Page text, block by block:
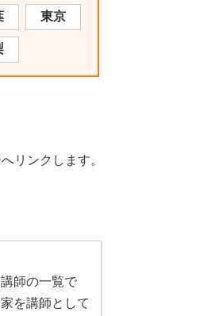
東京
リンクします。
師の一覧で
を講師として